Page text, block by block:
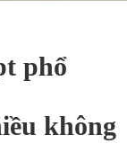
phổ
không